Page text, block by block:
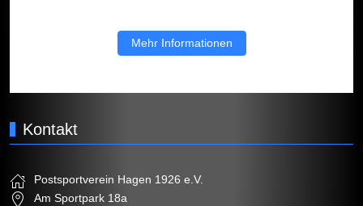
Mehr Informationen
Kontakt
Postsportverein Hagen 1926 e.V.
Am Sportpark 18a